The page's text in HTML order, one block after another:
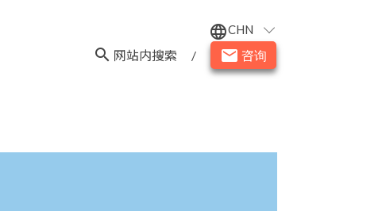
search 网站内搜索 / email 咨询
languageCHN